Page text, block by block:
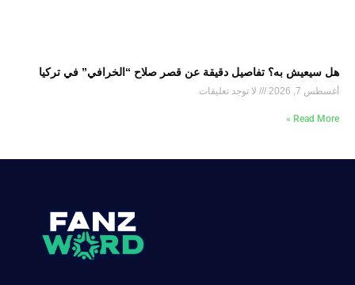
هل سيعيش به؟ تفاصيل دقيقة عن قصر صلاح “الخرافي” في تركيا
أغسطس 7, 2026 لا توجد تعليقات
Read More »